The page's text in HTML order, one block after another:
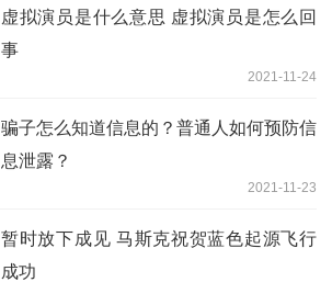
虚拟演员是什么意思 虚拟演员是怎么回
事
2021-11-24
骗子怎么知道信息的？普通人如何预防信
息泄露？
2021-11-23
暂时放下成见 马斯克祝贺蓝色起源飞行
成功